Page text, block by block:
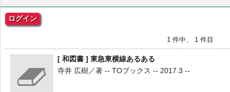
ログイン
1 件中、 1 件目
[ 和図書 ] 東急東横線あるある
寺井 広樹／著 -- TOブックス -- 2017.3 --